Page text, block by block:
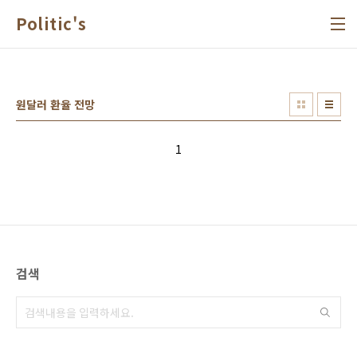
Politic's
원달러 환율 전망
1
검색